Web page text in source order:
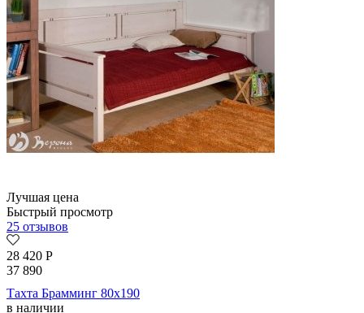
Лучшая цена
Быстрый просмотр
25 отзывов
28 420 Р
37 890
Тахта Брамминг 80х190
в наличии